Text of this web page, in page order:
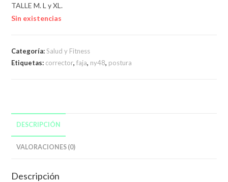
TALLE M. L y XL.
Sin existencias
Categoría:Salud y Fitness
Etiquetas: corrector,faja, ny48, postura
DESCRIPCIÓN
VALORACIONES (0)
Descripción